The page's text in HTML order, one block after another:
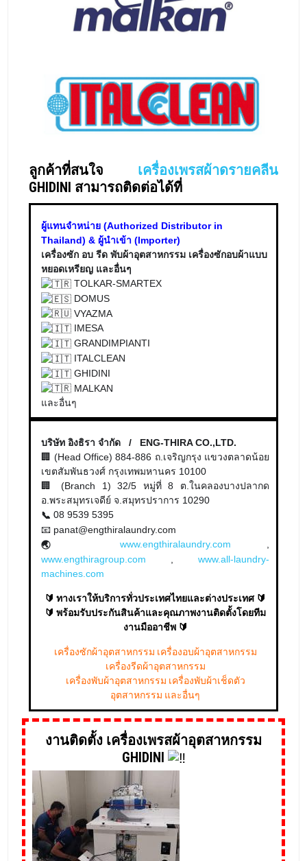
ลูกค้าที่สนใจ เครื่องเพรสผ้าดรายคลีน
GHIDINI สามารถติดต่อได้ที่
ผู้แทนจำหน่าย (Authorized Distributor in
Thailand) & ผู้นำเข้า (Importer)
เครื่องซัก อบ รีด พับผ้าอุตสาหกรรม เครื่องซักอบผ้าแบบ
หยอดเหรียญ และอื่นๆ
TOLKAR-SMARTEX
DOMUS
VYAZMA
IMESA
GRANDIMPIANTI
ITALCLEAN
GHIDINI
MALKAN
และอื่นๆ
บริษัท อิงธิรา จำกัด / ENG-THIRA CO.,LTD.
🏢 (Head Office) 884-886 ถ.เจริญกรุง แขวงตลาดน้อย
เขตสัมพันธวงศ์ กรุงเทพมหานคร 10100
🏢 (Branch 1) 32/5 หมู่ที่ 8 ต.ในคลองบางปลากด
อ.พระสมุทรเจดีย์ จ.สมุทรปราการ 10290
📞 08 9539 5395
📧 panat@engthiralaundry.com
🌏 www.engthiralaundry.com
www.engthiragroup.com
www.all-laundry-
machines.com
🔰 ทางเราให้บริการทั่วประเทศไทยและต่างประเทศ 🔰
🔰 พร้อมรับประกันสินค้าและคุณภาพงานติดตั้งโดยทีม
งานมืออาชีพ 🔰
เครื่องซักผ้าอุตสาหกรรม เครื่องอบผ้าอุตสาหกรรม
เครื่องรีดผ้าอุตสาหกรรม
เครื่องพับผ้าอุตสาหกรรม เครื่องพับผ้าเช็ดตัว
อุตสาหกรรม และอื่นๆ
งานติดตั้ง เครื่องเพรสผ้าอุตสาหกรรม
GHIDINI